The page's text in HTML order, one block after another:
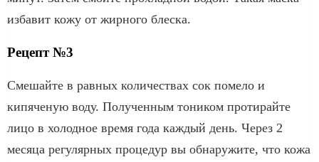
избавит кожу от жирного блеска.
Рецепт №3
Смешайте в равных количествах сок помело и
кипяченую воду. Полученным тоником протирайте
лицо в холодное время года каждый день. Через 2
месяца регулярных процедур вы обнаружите, что кожа